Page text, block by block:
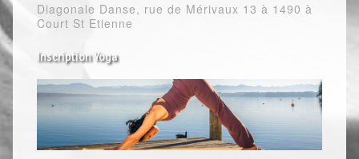
Diagonale Danse, rue de Mérivaux 13 à 1490 à
Court St Etienne
Inscription Yoga